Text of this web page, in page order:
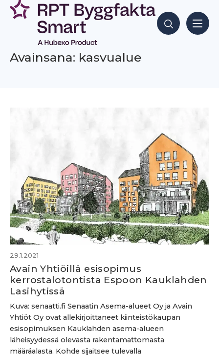
Siirry
sisältöön
Hae sisältöjä
Avainsana: kasvualue
29.1.2021
Avain Yhtiöillä esisopimus
kerrostalotontista Espoon Kauklahden
Lasihytissä
Kuva: senaatti.fi Senaatin Asema-alueet Oy ja Avain
Yhtiöt Oy ovat allekirjoittaneet kiinteistökaupan
esisopimuksen Kauklahden asema-alueen
läheisyydessä olevasta rakentamattomasta
määräalasta. Kohde sijaitsee tulevalla